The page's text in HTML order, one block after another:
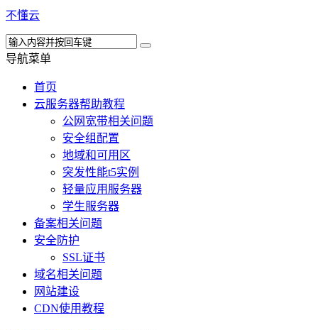
不懂云
导航菜单
首页
云服务器帮助教程
公网宽带相关问题
安全组配置
地域和可用区
突发性能t5实例
轻量应用服务器
学生服务器
备案相关问题
安全防护
SSL证书
域名相关问题
网站建设
CDN使用教程